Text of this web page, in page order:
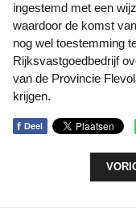
ingestemd met een
waardoor de komst
nog wel toestemming
Rijksvastgoedbedrijf
van de Provincie
krijgen.
f Deel